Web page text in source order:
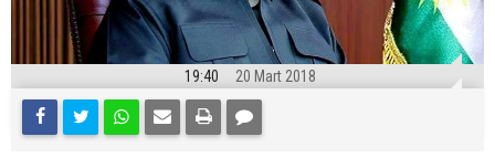
19:40 20 Mart 2018